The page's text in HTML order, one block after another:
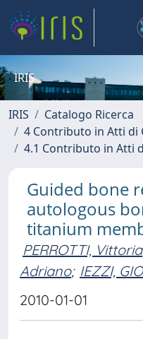
IRIS
IRIS
Catalogo Ricerca
4 Contributo in Atti di
4.1 Contributo in Atti
Guided bone
autologous
titanium
PERROTTI, Vittoria
Adriano; IEZZI,
2010-01-01